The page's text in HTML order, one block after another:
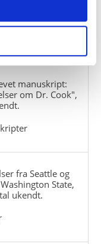
American
manuskript:
om Dr. Cook",
fra Seattle og
State,
ukendt.